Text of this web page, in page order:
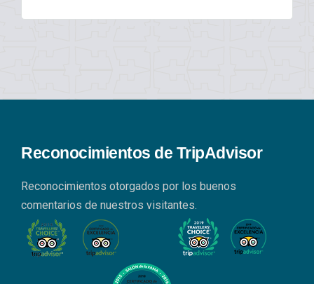
Reconocimientos de TripAdvisor
Reconocimientos otorgados por los buenos
comentarios de nuestros visitantes.